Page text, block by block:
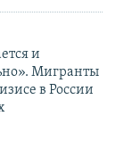
и
Мигранты
в России